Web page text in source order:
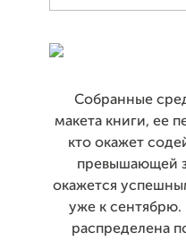
Собранные
макета книги, ее
кто окажет
превышающей
окажется
уже к сентябрю.
распределена